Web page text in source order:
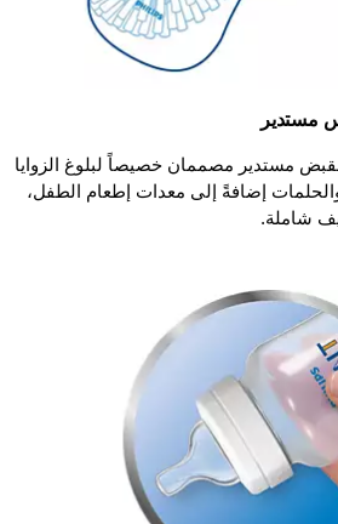
مستدير
مستدير مصممان خصيصاً لبلوغ الزوايا
إضافةً إلى معدات إطعام الطفل،
شاملة.